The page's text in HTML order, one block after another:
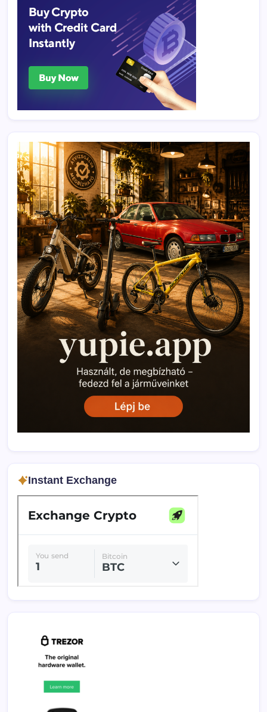
Instant Exchange